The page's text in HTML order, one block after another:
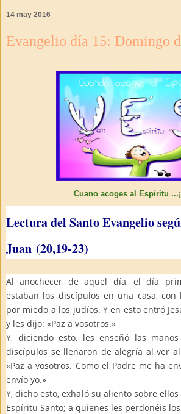
14 may 2016
Evangelio día 15: Domingo
Cuano acoges al Espíritu
Lectura del Santo Evangelio
Juan (20,19-23)
Al anochecer de aquel día, el día
estaban los discípulos en una casa, con
por miedo a los judíos. Y en esto entró
y les dijo: «Paz a vosotros.»
Y, diciendo esto, les enseñó las
discípulos se llenaron de alegría al ver
«Paz a vosotros. Como el Padre me ha
envío yo.»
Y, dicho esto, exhaló su aliento sobre
Espíritu Santo; a quienes les perdonéis